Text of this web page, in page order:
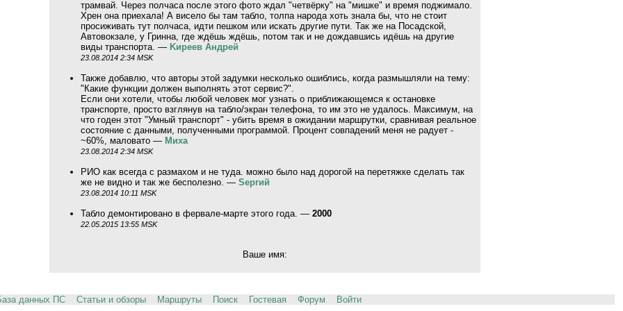
трамвай. Через полчаса после этого фото ждал "четвёрку" на "мишке" и время поджимало.
Хрен она приехала! А висело бы там табло, толпа народа хоть знала бы, что не стоит
просиживать тут полчаса, идти пешком или искать другие пути. Так же на Посадской,
Автовокзале, у Гринна, где ждёшь ждёшь, потом так и не дождавшись идёшь на другие
виды транспорта. — Kиpeeв Aндpeй
23.08.2014 2:34 MSK
Также добавлю, что авторы этой задумки несколько ошиблись, когда размышляли на тему:
"Какие функции должен выполнять этот сервис?".
Если они хотели, чтобы любой человек мог узнать о приближающемся к остановке
транспорте, просто взглянув на табло/экран телефона, то им это не удалось. Максимум, на
что годен этот "Умный транспорт" - убить время в ожидании маршрутки, сравнивая реальное
состояние с данными, полученными программой. Процент совпадений меня не радует -
~60%, маловато — Миха
23.08.2014 2:34 MSK
РИО как всегда с размахом и не туда. можно было над дорогой на перетяжке сделать так
же не видно и так же бесполезно. — Sергий
23.08.2014 10:11 MSK
Табло демонтировано в фервале-марте этого года. — 2000
22.05.2015 13:55 MSK
Ваше имя:
данных ПС Статьи и обзоры Маршруты Поиск Гостевая Форум Войти